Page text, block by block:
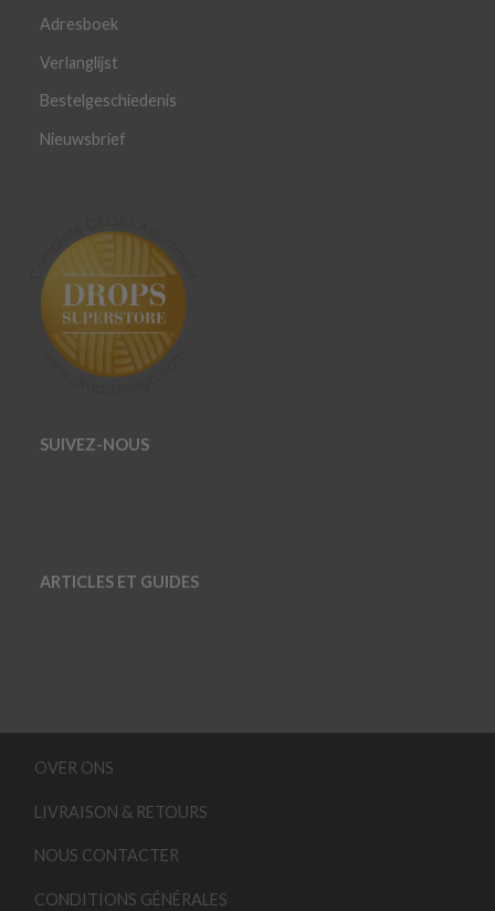
Adresboek
Verlanglijst
Bestelgeschiedenis
Nieuwsbrief
SUIVEZ-NOUS
ARTICLES ET GUIDES
OVER ONS
LIVRAISON & RETOURS
NOUS CONTACTER
CONDITIONS GÉNÉRALES